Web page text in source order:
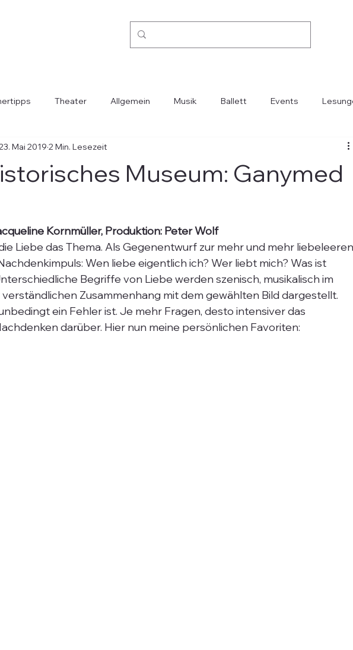
Theater Allgemein Musik Ballett Events
Hotels Kino
Museum: Ganymed
Mai 2019 2 Min. Lesezeit
Kornmüller, Produktion: Peter Wolf
Liebe das Thema. Als Gegenentwurf zur mehr und mehr
Wen liebe eigentlich ich? Wer liebt mich? Was ist
Begriffe von Liebe werden szenisch, musikalisch im
Zusammenhang mit dem gewählten Bild dargestellt.
ein Fehler ist. Je mehr Fragen, desto intensiver das
darüber. Hier nun meine persönlichen Favoriten: